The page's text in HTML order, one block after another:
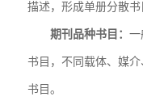
描述，形成单册分散
期刊品种书目： 一
书目，不同载体、媒
书目。